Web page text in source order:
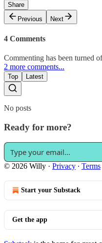
Share
Previous
Next
4 Comments
Commenting has been turned
2 more comments...
Top Latest
No posts
Ready for more?
© 2026 Willy · Privacy ∙ Terms
Start your Substack
Get the app